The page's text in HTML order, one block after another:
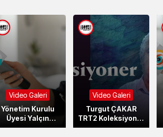
Video Galeri
Yönetim Kurulu
Üyesi Yalçın
BAYKIN ile
Video Galeri
Turgut ÇAKAR
TRT2 Koleksiyoner
Programında